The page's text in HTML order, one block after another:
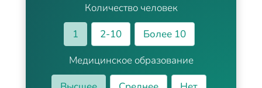
Количество человек
1
2-10
Более 10
Медицинское образование